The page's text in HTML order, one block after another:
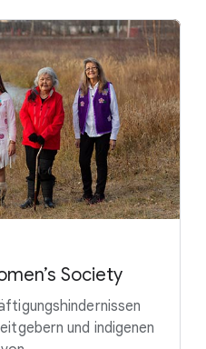
Society
und indigenen